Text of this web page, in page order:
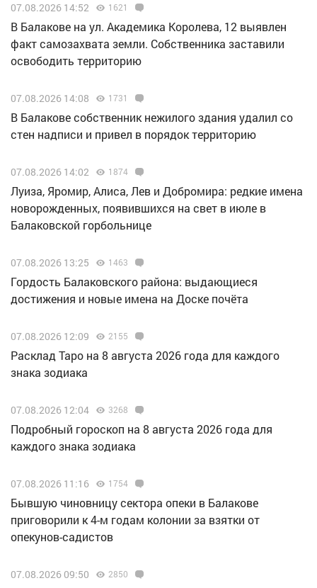
07.08.2026 14:52 1621
В Балакове на ул. Академика Королева, 12 выявлен
факт самозахвата земли. Собственника заставили
освободить территорию
07.08.2026 14:08 1731
В Балакове собственник нежилого здания удалил со
стен надписи и привел в порядок территорию
07.08.2026 14:02 1874
Луиза, Яромир, Алиса, Лев и Добромира: редкие имена
новорожденных, появившихся на свет в июле в
Балаковской горбольнице
07.08.2026 13:25 1463
Гордость Балаковского района: выдающиеся
достижения и новые имена на Доске почёта
07.08.2026 12:09 2155
Расклад Таро на 8 августа 2026 года для каждого
знака зодиака
07.08.2026 12:04 3268
Подробный гороскоп на 8 августа 2026 года для
каждого знака зодиака
07.08.2026 11:16 1754
Бывшую чиновницу сектора опеки в Балакове
приговорили к 4-м годам колонии за взятки от
опекунов-садистов
07.08.2026 09:50 2850